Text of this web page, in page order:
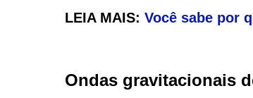
LEIA MAIS: Você sabe por
Ondas gravitacionais